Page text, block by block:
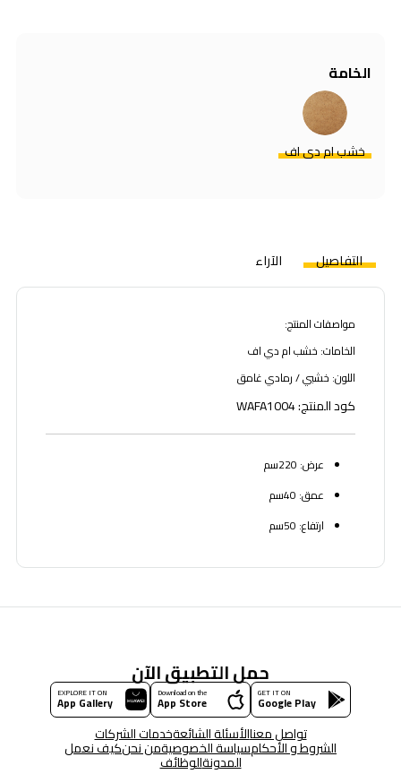
الخامة
خشب ام دي اف
التفاصيل الآراء
مواصفات المنتج:
الخامات: خشب ام دي اف
اللون: خشبي / رمادي غامق
كود المنتج: WAFA1004
عرض: 220سم
عمق: 40سم
ارتفاع: 50سم
حمل التطبيق الآن
GET IT ON
Google Play
Download on the
App Store
EXPLORE IT ON
App Gallery
تواصل معناالأسئلة الشائعةخدمات الشركات
الشروط و الأحكامسياسة الخصوصيةمن نحنكيف نعمل
المدونةالوظائف